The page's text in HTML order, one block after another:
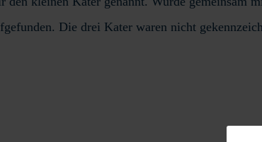
Die drei Kater waren nicht